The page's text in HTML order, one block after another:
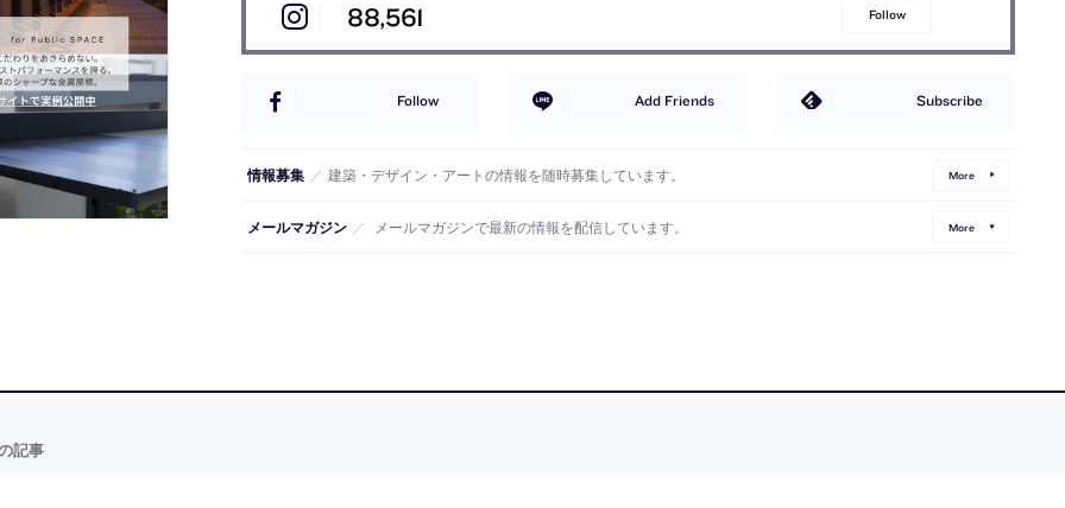
88,561 Follow
Follow Add Friends Subscribe
情報募集 ／ 建築・デザイン・アートの情報を随時募集しています。 More
メールマガジン ／ メールマガジンで最新の情報を配信しています。 More
記事